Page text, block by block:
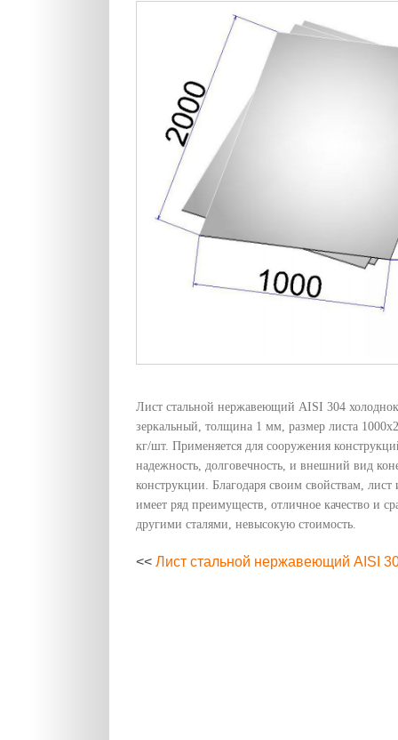
Лист стальной нержавеющий AISI 304
зеркальный, толщина 1 мм, размер листа
кг/шт. Применяется для сооружения
надежность, долговечность, и внешний вид
конструкции. Благодаря своим свойствам,
имеет ряд преимуществ, отличное качество и
другими сталями, невысокую стоимость.
<< Лист стальной нержавеющий AISI